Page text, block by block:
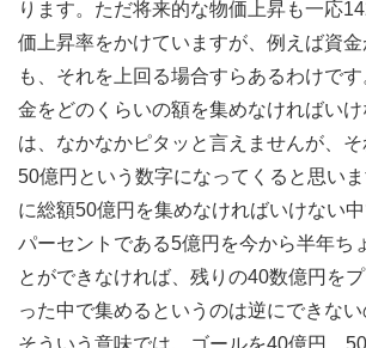
ります。ただ将来的な物価上昇も一応
価上昇率をかけていますが、例えば資
も、それを上回る場合すらあるわけで
金をどのくらいの額を集めなければい
は、なかなかピタッと言えませんが、そ
50億円という数字になってくると思い
に総額50億円を集めなければいけない
パーセントである5億円を今から半年ち
とができなければ、残りの40数億円を
った中で集めるというのは逆にできない
そういう意味では、ゴールを40億円、